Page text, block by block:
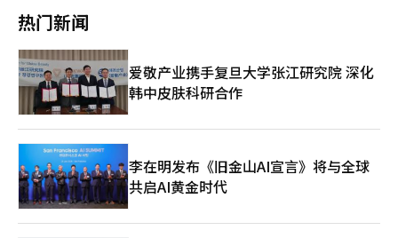
理软糖7种产品为水果味果冻形式，便于携带，包含谷胱甘肽、精
氨酸、茶氨酸、人参等多种功能性原料。钟根堂表示：“我们以小
容量和合理价格设计产品，以便消费者轻松持续摄取健康功能食
品。” ◆“百年传承”——友汉洋行推出百年纪念产品友汉洋行宣
布推出限量版综合维生素‘Bicom-C Power 100片’以纪念公司
成立100周年。该产品以公司自1926年成立以来的历史和品牌传统
为背景，采用1963年推出的‘Bicom’初期包装的现代复古设
计。产品设计为100片，象征公司百年历史。成分强化以改善现代
人的疲劳，包括3种活性B族维生素（本福硫胺、核黄素丁酸酯、
吡哆醛磷酸酯）以及B12、C、D、E等7种必需营养素。友汉洋行
表示：“我们在百年之际向消费者和药剂师表达感谢，并将继续以
信赖为基础的药品贡献于国民健康。” ◆“腿部舒适”——东国制
药强化‘Sencia’品牌东国制药宣布推出以播音员姜智英为代言人
热门新闻
爱敬产业携手复旦大学张江研究院 深化
韩中皮肤科研合作
李在明发布《旧金山AI宣言》将与全球
共启AI黄金时代